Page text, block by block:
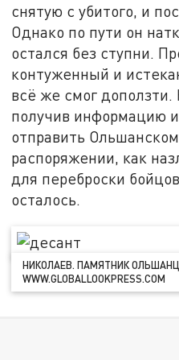
снятую с убитого, и
Однако по пути он
остался без ступни.
контуженный и
всё же смог
получив информацию
отправить
распоряжении, как
для переброски
осталось.
НИКОЛАЕВ. ПАМЯТНИК
WWW.GLOBALLOOKPRESS.COM